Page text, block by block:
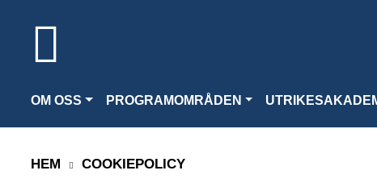
OM OSS PROGRAMOMRÅDEN
HEM COOKIEPOLICY